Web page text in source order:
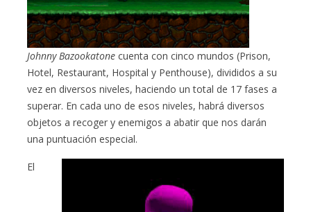
Johnny Bazookatone cuenta con cinco mundos (Prison,
Hotel, Restaurant, Hospital y Penthouse), divididos a su
vez en diversos niveles, haciendo un total de 17 fases a
superar. En cada uno de esos niveles, habrá diversos
objetos a recoger y enemigos a abatir que nos darán
una puntuación especial.
El